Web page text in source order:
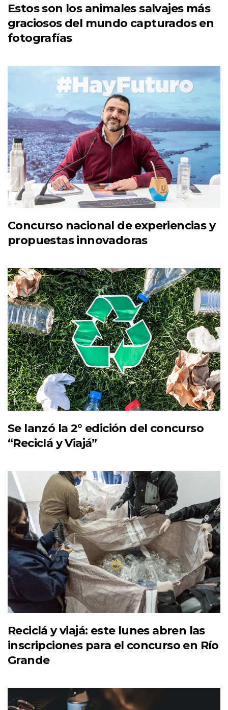
Estos son los animales salvajes más
graciosos del mundo capturados en
fotografías
Concurso nacional de experiencias y
propuestas innovadoras
Se lanzó la 2° edición del concurso
“Reciclá y Viajá”
Reciclá y viajá: este lunes abren las
inscripciones para el concurso en Río
Grande